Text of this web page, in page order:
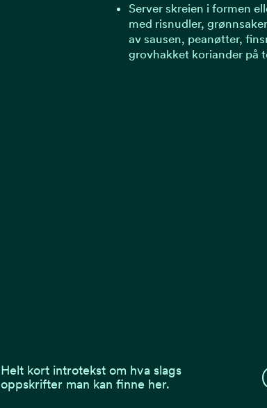
Server skreien i formen
med risnudler,
av sausen, peanøtter,
grovhakket koriander på
Helt kort introtekst om hva slags
oppskrifter man kan finne her.